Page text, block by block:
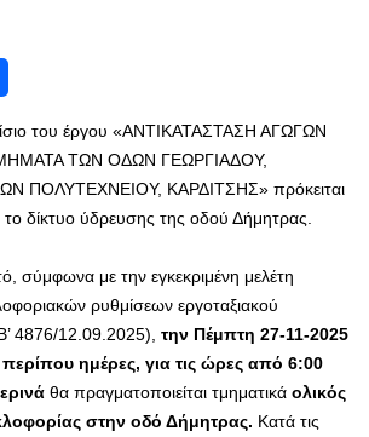
του έργου «ΑΝΤΙΚΑΤΑΣΤΑΣΗ ΑΓΩΓΩΝ
ΤΩΝ ΟΔΩΝ ΓΕΩΡΓΙΑΔΟΥ,
ΠΟΛΥΤΕΧΝΕΙΟΥ, ΚΑΡΔΙΤΣΗΣ» πρόκειται
το δίκτυο ύδρευσης της οδού Δήμητρας.
σύμφωνα με την εγκεκριμένη μελέτη
ρυθμίσεων εργοταξιακού
4876/12.09.2025), την Πέμπτη 27-11-2025
περίπου ημέρες, για τις ώρες από 6:00
θα πραγματοποιείται τμηματικά ολικός
στην οδό Δήμητρας. Κατά τις